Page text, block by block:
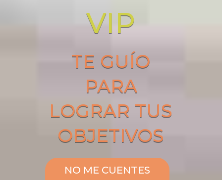
VIP
TE GUÍO
PARA
LOGRAR TUS
OBJETIVOS
NO ME CUENTES